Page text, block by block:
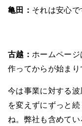
亀田： それは安心で
古越： ホームペー
作ってからが始まり
今は事業に対する
を変えずにずっと
ね。弊社も含めて